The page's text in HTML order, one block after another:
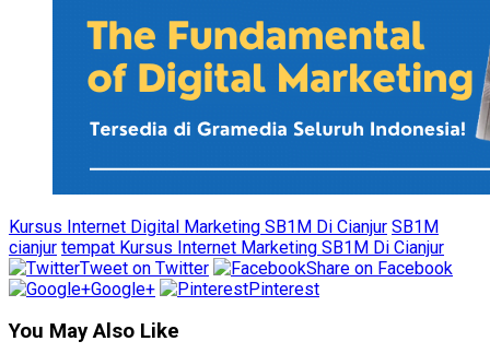
Kursus Internet Digital Marketing SB1M Di Cianjur SB1M
cianjur tempat Kursus Internet Marketing SB1M Di Cianjur
Tweet on Twitter
Share on Facebook
Google+
Pinterest
You May Also Like